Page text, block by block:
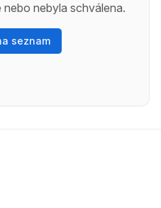
nebyla schválena.
seznam